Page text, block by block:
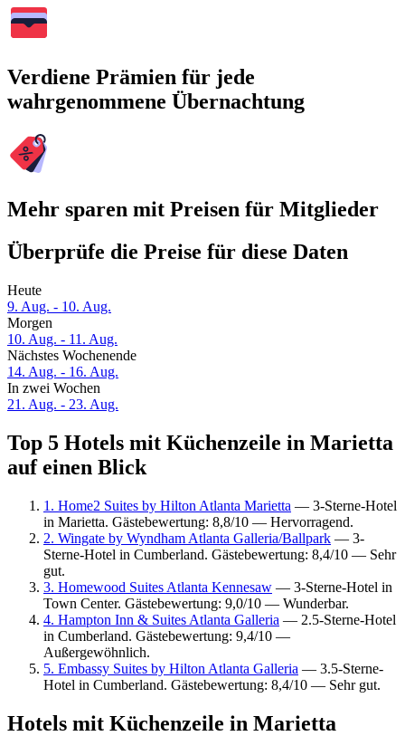
Verdiene Prämien für jede
wahrgenommene Übernachtung
Mehr sparen mit Preisen für Mitglieder
Überprüfe die Preise für diese Daten
Heute
9. Aug. - 10. Aug.
Morgen
10. Aug. - 11. Aug.
Nächstes Wochenende
14. Aug. - 16. Aug.
In zwei Wochen
21. Aug. - 23. Aug.
Top 5 Hotels mit Küchenzeile in Marietta
auf einen Blick
1. Home2 Suites by Hilton Atlanta Marietta — 3-Sterne-Hotel
in Marietta. Gästebewertung: 8,8/10 — Hervorragend.
2. Wingate by Wyndham Atlanta Galleria/Ballpark — 3-
Sterne-Hotel in Cumberland. Gästebewertung: 8,4/10 — Sehr
gut.
3. Homewood Suites Atlanta Kennesaw — 3-Sterne-Hotel in
Town Center. Gästebewertung: 9,0/10 — Wunderbar.
4. Hampton Inn & Suites Atlanta Galleria — 2.5-Sterne-Hotel
in Cumberland. Gästebewertung: 9,4/10 —
Außergewöhnlich.
5. Embassy Suites by Hilton Atlanta Galleria — 3.5-Sterne-
Hotel in Cumberland. Gästebewertung: 8,4/10 — Sehr gut.
Hotels mit Küchenzeile in Marietta